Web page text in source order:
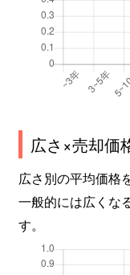
広さ×売却価
広さ別の平均価格
一般的には広くな
す。